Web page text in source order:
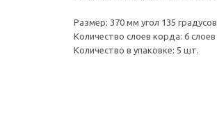
Размер: 370 мм угол 135 градусов
Количество слоев корда: 6 слоев
Количество в упаковке: 5 шт.